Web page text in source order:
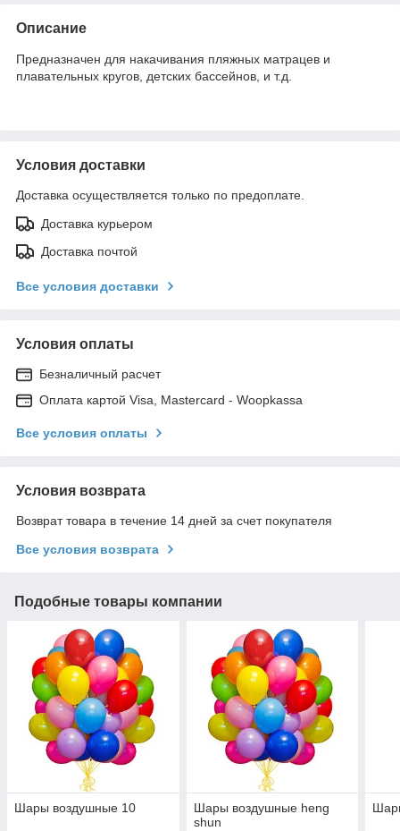
Описание
Предназначен для накачивания пляжных матрацев и
плавательных кругов, детских бассейнов, и т.д.
Условия доставки
Доставка осуществляется только по предоплате.
Доставка курьером
Доставка почтой
Все условия доставки
Условия оплаты
Безналичный расчет
Оплата картой Visa, Mastercard - Woopkassa
Все условия оплаты
Условия возврата
Возврат товара в течение 14 дней за счет покупателя
Все условия возврата
Подобные товары компании
Шары воздушные 10
Шары воздушные heng
shun